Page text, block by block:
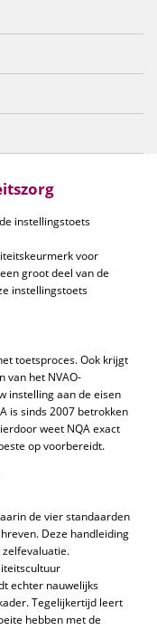
instellingstoets
voor
groot deel van de
instellingstoets
toetsproces. Ook krijgt
van het NVAO-
instelling aan de eisen
is sinds 2007 betrokken
weet NQA exact
op voorbereidt.
de vier standaarden
Deze handleiding
echter nauwelijks
Tegelijkertijd leert
hebben met de